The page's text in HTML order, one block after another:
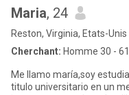
Maria, 24
Reston, Virginia, Etats-Unis
Cherchant: Homme 30 - 61
Me llamo maría,soy
titulo universitario en un